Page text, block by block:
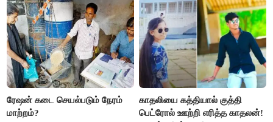
ரேஷன் கடை செயல்படும் நேரம்
மாற்றம்?
காதலியை கத்தியால் குத்தி
பெட்ரோல் ஊற்றி எரித்த காதலன்!